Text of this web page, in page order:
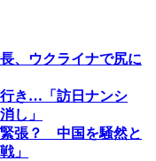
、ウクライナで尻に
き…「訪日ナンシ
し」
緊張？ 中国を騒然と
」